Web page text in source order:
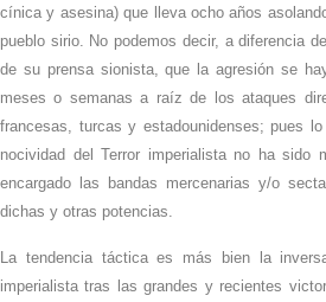
cínica y asesina) que lleva ocho años
pueblo sirio. No podemos decir, a diferencia
de su prensa sionista, que la agresión se
meses o semanas a raíz de los ataques
francesas, turcas y estadounidenses; pues
nocividad del Terror imperialista no ha sido
encargado las bandas mercenarias y/o
dichas y otras potencias.
La tendencia táctica es más bien la
imperialista tras las grandes y recientes